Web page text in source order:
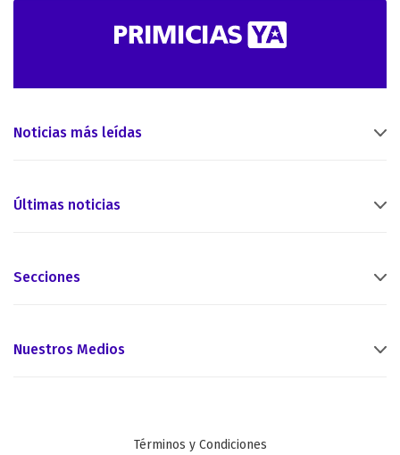
Noticias más leídas
Últimas noticias
Secciones
Nuestros Medios
Términos y Condiciones